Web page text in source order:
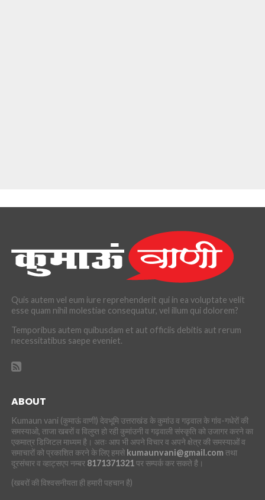
Quis autem vel eum iure reprehenderit qui in ea voluptate velit
esse quam nihil molestiae consequatur, vel illum qui dolorem?
Temporibus autem quibusdam et aut officiis debitis aut rerum
necessitatibus saepe eveniet.
ABOUT
Kumaun vani (कुमाऊं वाणी) देवभूमि उत्तराखंड के कुमांउ व गढ़वाल के गांव-गधेरों की
समस्याओ, ताजा खबरों व विलुप्त हो रही कुमांउनी व गढ़वाली संस्कृति को उजागर करने का
एकमात्र डिजिटल माध्यम है। अतः आप भी अपने विचार व अपने क्षेत्र की समस्याओं व
समाचारों को प्रकाशित करने के लिए हमसे kumaunvani@gmail.com तथा
दूरसंचार व व्हाट्सएप नम्बर 8171371321पर सम्पर्क कर सकते है।
(खबरों की विश्वसनीयता ही हमारी पहचान है)